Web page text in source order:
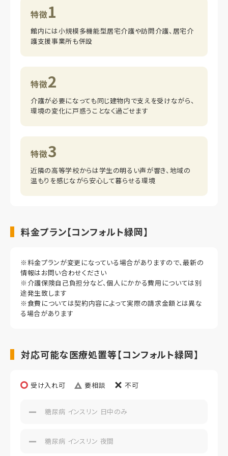
特徴1
館内には小規模多機能型居宅介護や訪問介護、居宅介
護支援事業所も併設
特徴2
介護が必要になっても同じ建物内で支えを受けながら、
環境の変化に戸惑うことなく過ごせます
特徴3
近隣の高等学校からは学生の明るい声が響き、地域の
温もりを感じながら安心して暮らせる環境
料金プラン【コンフォルト緑岡】
※料金プランが変更になっている場合がありますので、最新の
情報はお問い合わせください
※介護保険自己負担分など、個人にかかる費用については別
途発生致します
※食費については契約内容によって実際の請求金額とは異な
る場合があります
対応可能な医療処置等【コンフォルト緑岡】
受け入れ可 要相談 不可
糖尿病 インスリン 日中のみ
糖尿病 インスリン 夜間